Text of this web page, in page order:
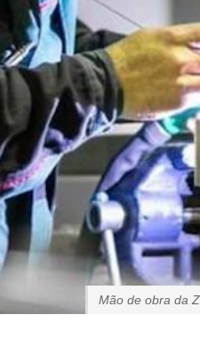
Mão de obra da